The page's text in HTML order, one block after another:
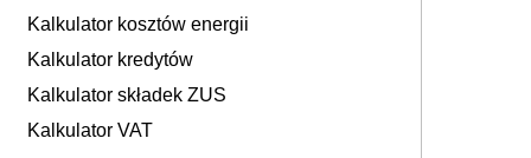
Kalkulator kosztów energii
Kalkulator kredytów
Kalkulator składek ZUS
Kalkulator VAT